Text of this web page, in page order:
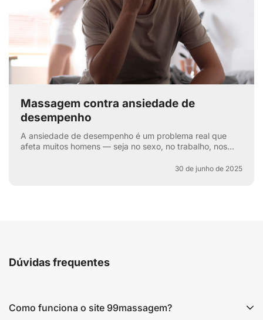
Massagem contra ansiedade de
desempenho
A ansiedade de desempenho é um problema real que
afeta muitos homens — seja no sexo, no trabalho, nos
30 de junho de 2025
Dúvidas frequentes
Como funciona o site 99massagem?